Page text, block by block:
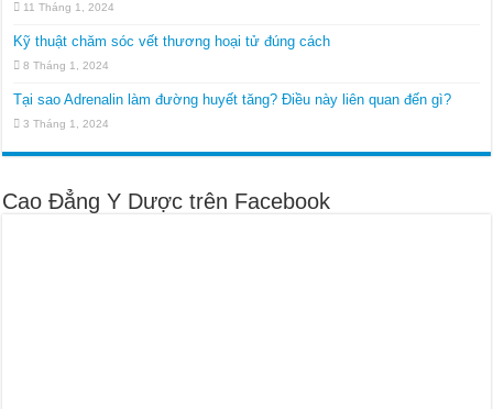
11 Tháng 1, 2024
Kỹ thuật chăm sóc vết thương hoại tử đúng cách
8 Tháng 1, 2024
Tại sao Adrenalin làm đường huyết tăng? Điều này liên quan đến gì?
3 Tháng 1, 2024
Cao Đẳng Y Dược trên Facebook